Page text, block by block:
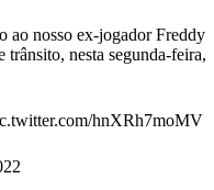
ao nosso ex-jogador Freddy
nesta segunda-feira,
hnXRh7moMV